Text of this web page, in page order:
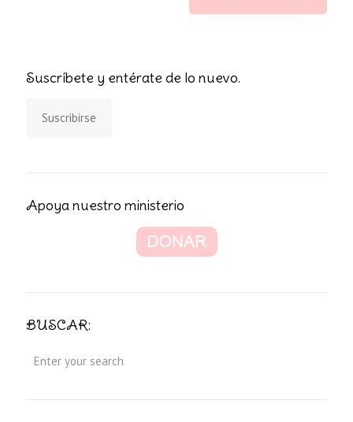
Suscríbete y entérate de lo nuevo.
Suscribirse
Apoya nuestro ministerio
BUSCAR: